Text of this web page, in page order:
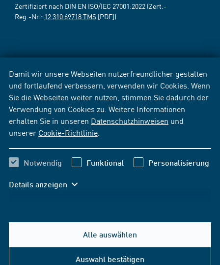
Damit wir unsere Webseiten nutzerfreundlicher gestalten
und fortlaufend verbessern, verwenden wir Cookies. Wenn
Sie die Webseiten weiter nutzen, stimmen Sie dadurch der
Verwendung von Cookies zu. Weitere Informationen
erhalten Sie in unseren Datenschutzhinweisen und
unserer Cookie-Richtlinie
Notwendig Funktional Personalisierung
Details anzeigen
Alle auswählen
Auswahl bestätigen
Zertifiziert nach DIN EN ISO/IEC 27001:2022 (Zert.-
Reg.-Nr.: 12 310 69718 TMS [PDF])